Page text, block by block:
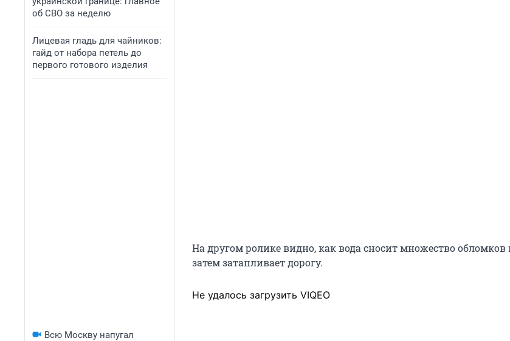
об СВО за неделю
Лицевая гладь для чайников:
гайд от набора петель до
первого готового изделия
Всю Москву напугал
На другом ролике видно, как вода сносит множество обломков
затем затапливает дорогу.
Не удалось загрузить VIQEO